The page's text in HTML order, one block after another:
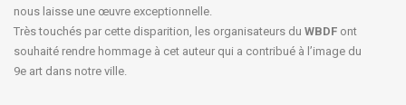
nous laisse une œuvre exceptionnelle.
Très touchés par cette disparition, les organisateurs du WBDF ont
souhaité rendre hommage à cet auteur qui a contribué à l’image du
9e art dans notre ville.